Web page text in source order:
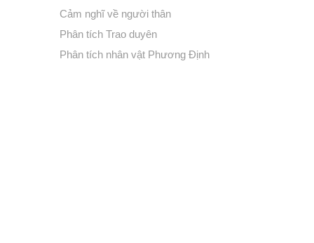
Cảm nghĩ về người thân
Phân tích Trao duyên
Phân tích nhân vật Phương Định